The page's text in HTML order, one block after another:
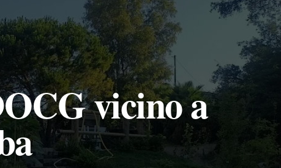
vicino a